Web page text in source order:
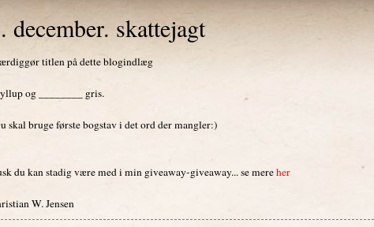
december. skattejagt
titlen på dette blogindlæg
og ________ gris.
skal bruge første bogstav i det ord der mangler:)
du kan stadig være med i min giveaway-giveaway... se mereher
W. Jensen